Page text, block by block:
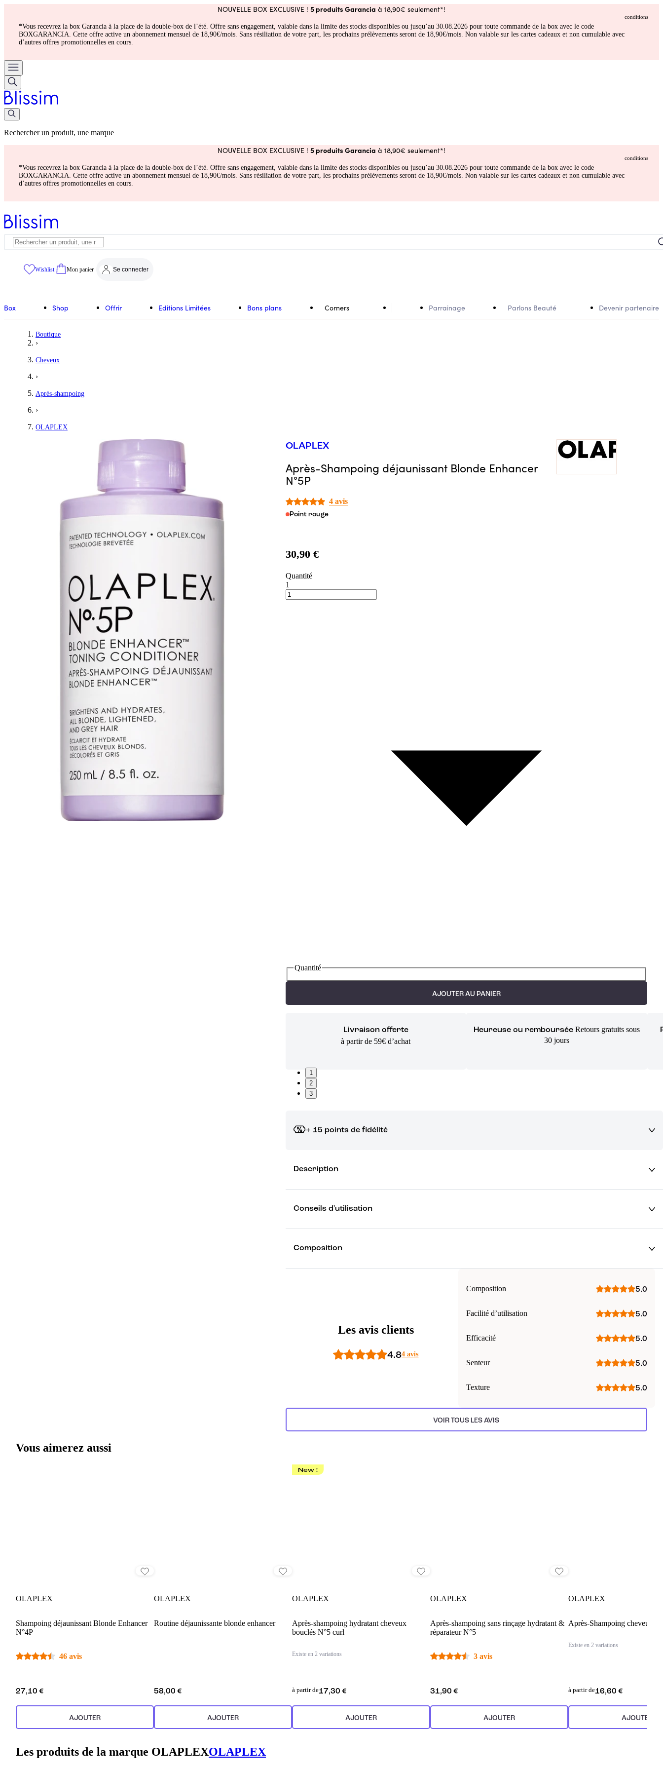
NOUVELLE BOX EXCLUSIVE ! 5 produits Garancia à 18,90€ seulement*!
conditions
*Vous recevrez la box Garancia à la place de la double-box de l’été. Offre sans engagement, valable dans la limite des stocks disponibles ou jusqu’au 30.08.2026 pour toute commande de la box avec le code
BOXGARANCIA. Cette offre active un abonnement mensuel de 18,90€/mois. Sans résiliation de votre part, les prochains prélèvements seront de 18,90€/mois. Non valable sur les cartes cadeaux et non cumulable avec
d’autres offres promotionnelles en cours.
Rechercher un produit, une marque
NOUVELLE BOX EXCLUSIVE ! 5 produits Garancia à 18,90€ seulement*!
conditions
*Vous recevrez la box Garancia à la place de la double-box de l’été. Offre sans engagement, valable dans la limite des stocks disponibles ou jusqu’au 30.08.2026 pour toute commande de la box avec le code
BOXGARANCIA. Cette offre active un abonnement mensuel de 18,90€/mois. Sans résiliation de votre part, les prochains prélèvements seront de 18,90€/mois. Non valable sur les cartes cadeaux et non cumulable avec
d’autres offres promotionnelles en cours.
Wishlist Mon panier Se connecter
Box Shop Offrir Editions Limitées Bons plans Corners Parrainage Parlons Beauté Devenir partenaire
Boutique
›
Cheveux
›
Après-shampoing
›
OLAPLEX
OLAPLEX
Après-Shampoing déjaunissant Blonde Enhancer
N°5P
4 avis
Point rouge
30,90 €
Quantité
1
Quantité
AJOUTER AU PANIER
Livraison offerte
à partir de 59€ d’achat
Heureuse ou remboursée Retours gratuits sous
30 jours
1
2
3
+ 15 points de fidélité
Description
Conseils d'utilisation
Composition
Les avis clients
4.84 avis
Composition 5.0
Facilité d’utilisation 5.0
Efficacité 5.0
Senteur 5.0
Texture 5.0
VOIR TOUS LES AVIS
Vous aimerez aussi
OLAPLEX
Shampoing déjaunissant Blonde Enhancer
N°4P
46 avis
27,10 €
AJOUTER
OLAPLEX
Routine déjaunissante blonde enhancer
58,00 €
AJOUTER
New !
OLAPLEX
Après-shampoing hydratant cheveux
bouclés N°5 curl
Existe en 2 variations
à partir de17,30 €
AJOUTER
OLAPLEX
Après-shampoing sans rinçage hydratant &
réparateur N°5
3 avis
31,90 €
AJOUTER
OLAPLEX
Après-Shampoing cheveux
Existe en 2 variations
à partir de16,60 €
AJOUTER
Les produits de la marque OLAPLEXOLAPLEX